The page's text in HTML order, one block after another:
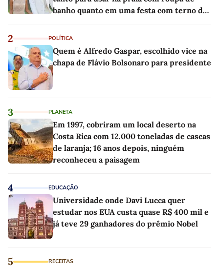
banho quanto em uma festa com terno de
2 POLÍTICA
Quem é Alfredo Gaspar, escolhido vice na
chapa de Flávio Bolsonaro para presidente
3 PLANETA
Em 1997, cobriram um local deserto na
Costa Rica com 12.000 toneladas de cascas
de laranja; 16 anos depois, ninguém
reconheceu a paisagem
4 EDUCAÇÃO
Universidade onde Davi Lucca quer
estudar nos EUA custa quase R$ 400 mil e
já teve 29 ganhadores do prêmio Nobel
5 RECEITAS